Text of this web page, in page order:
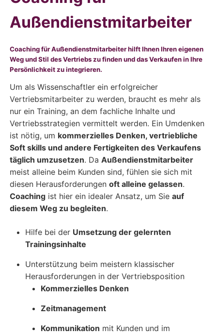
Außendienstmitarbeiter
Coaching für Außendienstmitarbeiter hilft Ihnen Ihren eigenen
Weg und Stil des Vertriebs zu finden und das Verkaufen in Ihre
Persönlichkeit zu integrieren.
Um als Wissenschaftler ein erfolgreicher
Vertriebsmitarbeiter zu werden, braucht es mehr als
nur ein Training, an dem fachliche Inhalte und
Vertriebsstrategien vermittelt werden. Ein Umdenken
ist nötig, um kommerzielles Denken, vertriebliche
Soft skills und andere Fertigkeiten des Verkaufens
täglich umzusetzen. Da Außendienstmitarbeiter
meist alleine beim Kunden sind, fühlen sie sich mit
diesen Herausforderungen oft alleine gelassen.
Coaching ist hier ein idealer Ansatz, um Sie auf
diesem Weg zu begleiten.
Hilfe bei der Umsetzung der gelernten
Trainingsinhalte
Unterstützung beim meistern klassischer
Herausforderungen in der Vertriebsposition
Kommerzielles Denken
Zeitmanagement
Kommunikation mit Kunden und im